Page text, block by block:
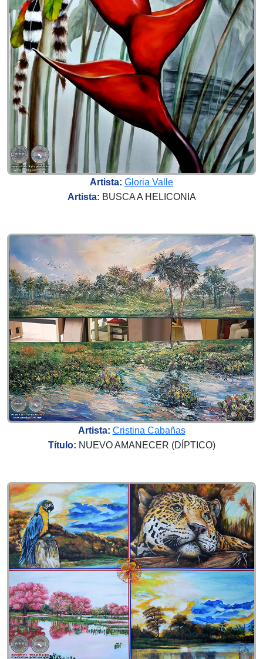
Artista: Gloria Valle
Artista: BUSCA A HELICONIA
Artista: Cristina Cabañas
Título: NUEVO AMANECER (DÍPTICO)